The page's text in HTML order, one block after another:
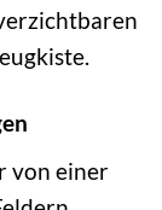
von einer